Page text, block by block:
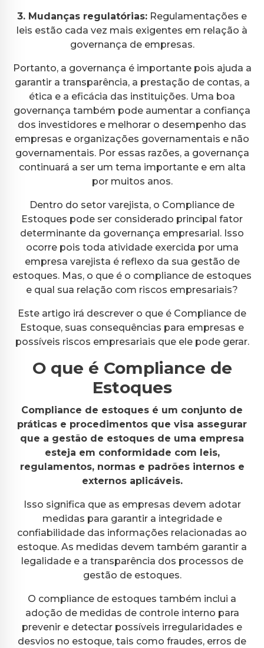
3. Mudanças regulatórias: Regulamentações e
leis estão cada vez mais exigentes em relação à
governança de empresas.
Portanto, a governança é importante pois ajuda a
garantir a transparência, a prestação de contas, a
ética e a eficácia das instituições. Uma boa
governança também pode aumentar a confiança
dos investidores e melhorar o desempenho das
empresas e organizações governamentais e não
governamentais. Por essas razões, a governança
continuará a ser um tema importante e em alta
por muitos anos.
Dentro do setor varejista, o Compliance de
Estoques pode ser considerado principal fator
determinante da governança empresarial. Isso
ocorre pois toda atividade exercida por uma
empresa varejista é reflexo da sua gestão de
estoques. Mas, o que é o compliance de estoques
e qual sua relação com riscos empresariais?
Este artigo irá descrever o que é Compliance de
Estoque, suas consequências para empresas e
possíveis riscos empresariais que ele pode gerar.
O que é Compliance de
Estoques
Compliance de estoques é um conjunto de
práticas e procedimentos que visa assegurar
que a gestão de estoques de uma empresa
esteja em conformidade com leis,
regulamentos, normas e padrões internos e
externos aplicáveis.
Isso significa que as empresas devem adotar
medidas para garantir a integridade e
confiabilidade das informações relacionadas ao
estoque. As medidas devem também garantir a
legalidade e a transparência dos processos de
gestão de estoques.
O compliance de estoques também inclui a
adoção de medidas de controle interno para
prevenir e detectar possíveis irregularidades e
desvios no estoque, tais como fraudes, erros de